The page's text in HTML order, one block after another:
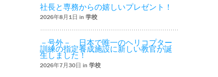
社長と専務からの嬉しいプレゼント！
2026年8月1日 in 学校
－号外－ 日本で唯一のヘリコプター
訓練の指定養成施設に新しい教官が誕
生しました！
2026年7月30日 in 学校